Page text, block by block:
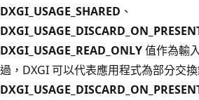
DXGI_USAGE_SHARED 、
DXGI_USAGE_READ_ONLY值作為輸
過，DXGI 可以代表應用程式為部分交